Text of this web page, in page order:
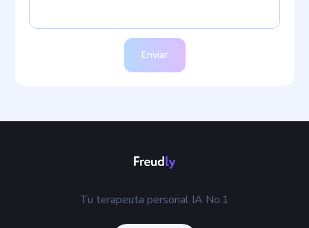
Enviar
Tu terapeuta personal IA No.1